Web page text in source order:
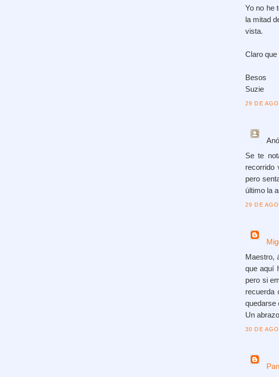
Yo no he
la mitad
vista.
Claro que
Besos
Suzie
29 DE
Se te
recorrido
pero
último la
29 DE
Maestro,
que aquí
pero si
recuerda
quedarse
Un abrazo
30 DE